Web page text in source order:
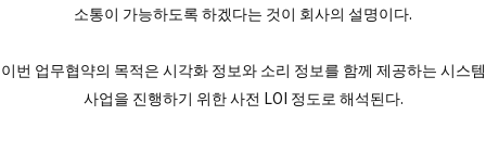
소통이 가능하도록 하겠다는 것이 회사의 설명이다.
이번 업무협약의 목적은 시각화 정보와 소리 정보를 함께 제공하는 시스템
사업을 진행하기 위한 사전 LOI 정도로 해석된다.